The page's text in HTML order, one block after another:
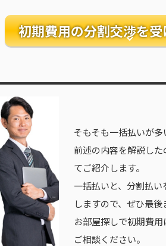
初期費用の分割交渉を
そもそも一括払いが
前述の内容を解説し
てご紹介します。
一括払いと、分割払い
しますので、ぜひ最後
お部屋探しで初期費
ご相談ください。